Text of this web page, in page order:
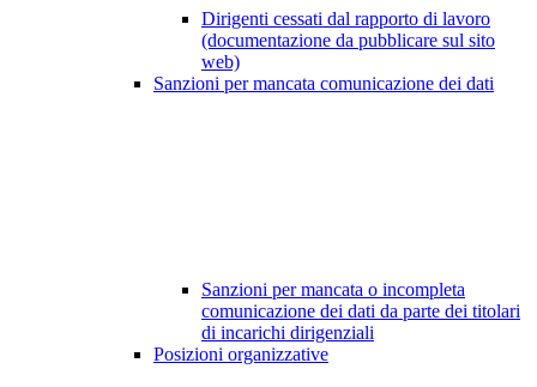
Dirigenti cessati dal rapporto di lavoro
(documentazione da pubblicare sul sito
web)
Sanzioni per mancata comunicazione dei dati
Sanzioni per mancata o incompleta
comunicazione dei dati da parte dei titolari
di incarichi dirigenziali
Posizioni organizzative